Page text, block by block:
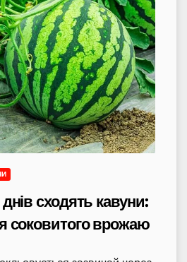
сходять кавуни:
соковитого врожаю